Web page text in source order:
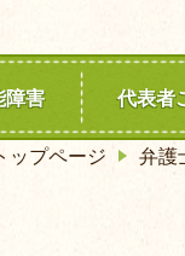
障害 代表者
ップページ 弁護